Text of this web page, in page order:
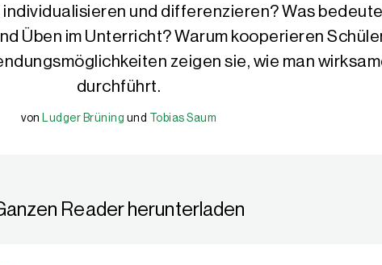
und differenzieren? Was
Üben im Unterricht? Warum kooperieren
zeigen sie, wie man
durchführt.
von Ludger Brüning und
Tobias Saum
Reader herunterladen